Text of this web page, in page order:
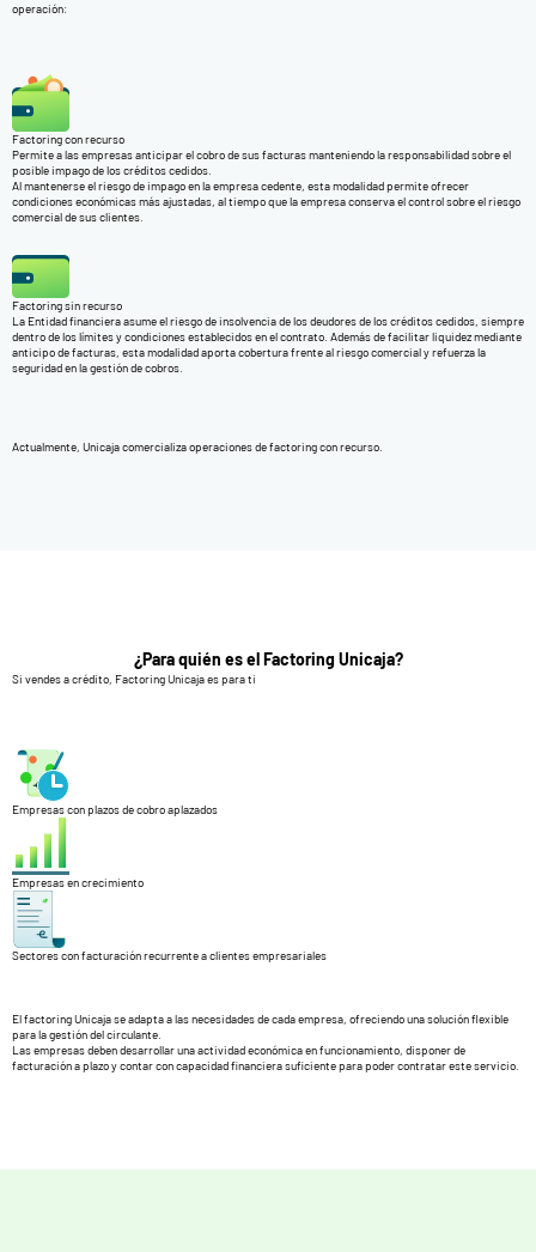
operación:
Factoring con recurso
Permite a las empresas anticipar el cobro de sus facturas manteniendo la responsabilidad sobre el
posible impago de los créditos cedidos.
Al mantenerse el riesgo de impago en la empresa cedente, esta modalidad permite ofrecer
condiciones económicas más ajustadas, al tiempo que la empresa conserva el control sobre el riesgo
comercial de sus clientes.
Factoring sin recurso
La Entidad financiera asume el riesgo de insolvencia de los deudores de los créditos cedidos, siempre
dentro de los límites y condiciones establecidos en el contrato. Además de facilitar liquidez mediante
anticipo de facturas, esta modalidad aporta cobertura frente al riesgo comercial y refuerza la
seguridad en la gestión de cobros.
Actualmente, Unicaja comercializa operaciones de factoring con recurso.
¿Para quién es el Factoring Unicaja?
Si vendes a crédito, Factoring Unicaja es para ti
Empresas con plazos de cobro aplazados
Empresas en crecimiento
Sectores con facturación recurrente a clientes empresariales
El factoring Unicaja se adapta a las necesidades de cada empresa, ofreciendo una solución flexible
para la gestión del circulante.
Las empresas deben desarrollar una actividad económica en funcionamiento, disponer de
facturación a plazo y contar con capacidad financiera suficiente para poder contratar este servicio.